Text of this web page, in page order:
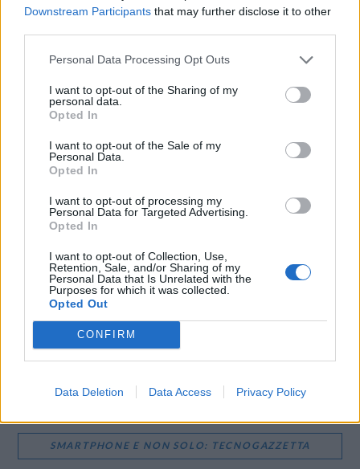
Downstream Participants that may further disclose it to other
Personal Data Processing Opt Outs
I want to opt-out of the Sharing of my
personal data.
Opted In
I want to opt-out of the Sale of my
Personal Data.
Opted In
I want to opt-out of processing my
Personal Data for Targeted Advertising.
Opted In
I want to opt-out of Collection, Use,
Retention, Sale, and/or Sharing of my
Personal Data that Is Unrelated with the
Purposes for which it was collected.
Opted Out
CONFIRM
Data Deletion Data Access Privacy Policy
X Mastodon Telegram
WhatsApp Stampa
SMARTPHONE E NON SOLO: TECNOGAZZETTA